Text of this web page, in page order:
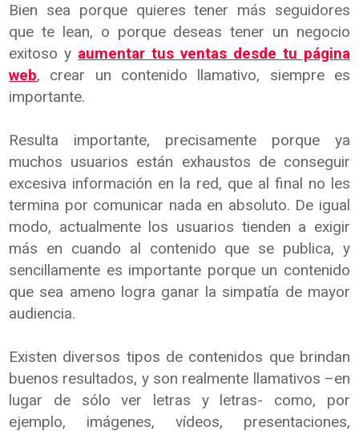
Bien sea porque quieres tener más seguidores
que te lean, o porque deseas tener un negocio
exitoso y aumentar tus ventas desde tu página
web, crear un contenido llamativo, siempre es
importante.
Resulta importante, precisamente porque ya
muchos usuarios están exhaustos de conseguir
excesiva información en la red, que al final no les
termina por comunicar nada en absoluto. De igual
modo, actualmente los usuarios tienden a exigir
más en cuando al contenido que se publica, y
sencillamente es importante porque un contenido
que sea ameno logra ganar la simpatía de mayor
audiencia.
Existen diversos tipos de contenidos que brindan
buenos resultados, y son realmente llamativos –en
lugar de sólo ver letras y letras- como, por
ejemplo, imágenes, vídeos, presentaciones,